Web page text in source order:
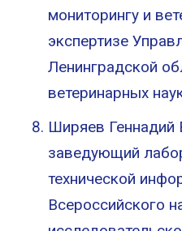
мониторингу и
экспертизе
Ленинградской
ветеринарных
Ширяев Геннадий
заведующий
технической
Всероссийского